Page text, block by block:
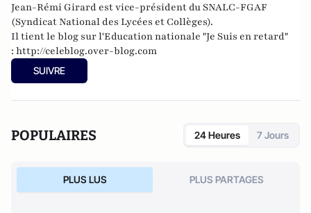
Jean-Rémi Girard est vice-président du SNALC-FGAF
(Syndicat National des Lycées et Collèges).
Il tient le blog sur l'Education nationale "Je Suis en retard"
: http://celeblog.over-blog.com
SUIVRE
POPULAIRES 24 Heures 7 Jours
PLUS LUS PLUS PARTAGES